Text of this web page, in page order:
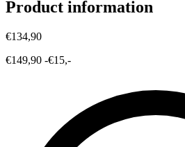
Product information
€134,90
€149,90 -€15,-